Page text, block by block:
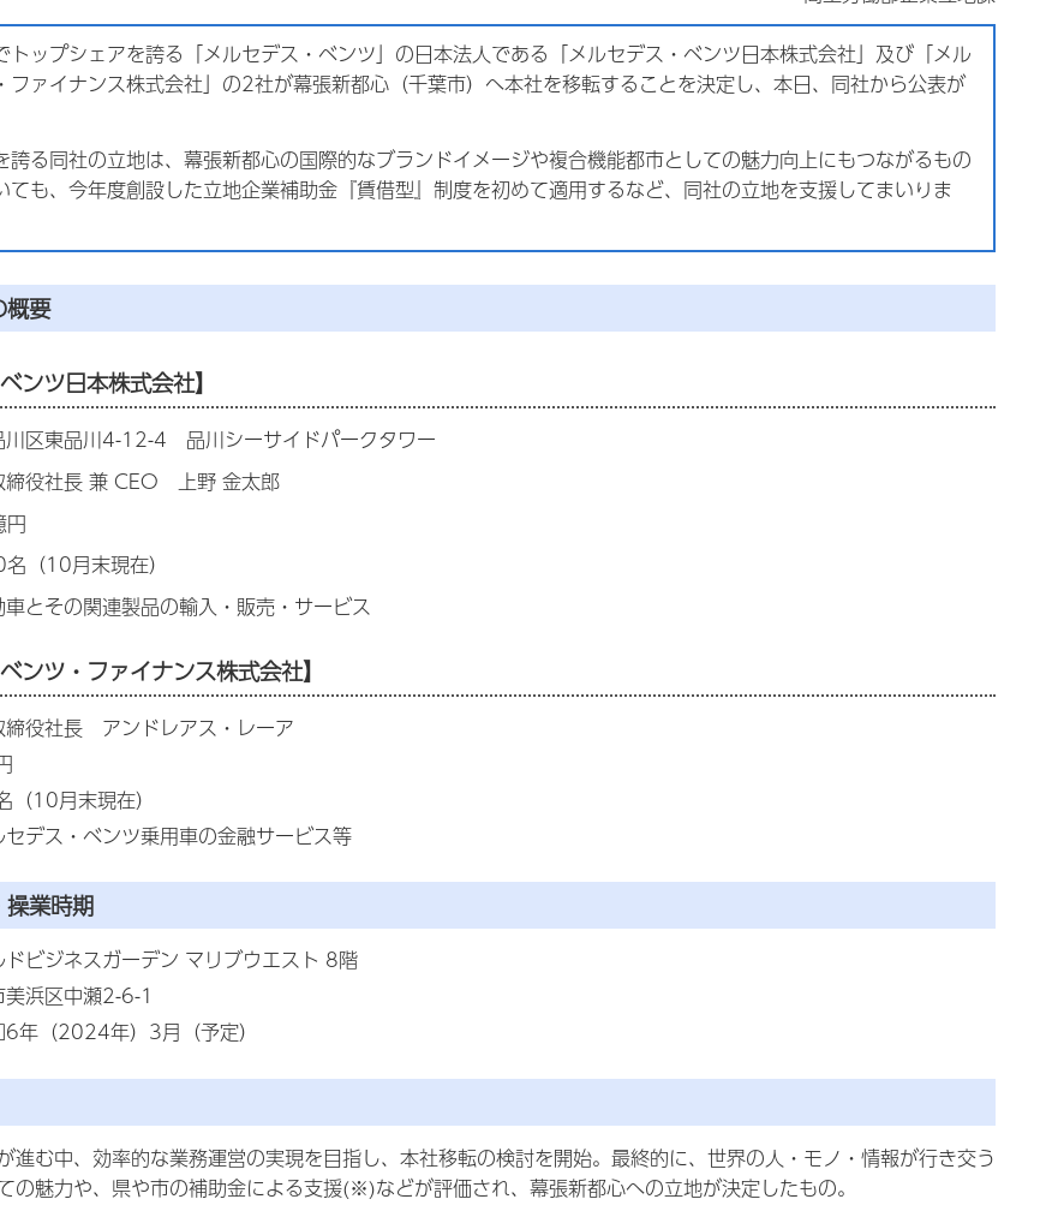
トップシェアを誇る「メルセデス・ベンツ」の日本法人である「メルセデス・ベンツ日本株式会社」及び「メル
ファイナンス株式会社」の2社が幕張新都心（千葉市）へ本社を移転することを決定し、本日、同社から公表が
誇る同社の立地は、幕張新都心の国際的なブランドイメージや複合機能都市としての魅力向上にもつながるもの
ても、今年度創設した立地企業補助金『賃借型』制度を初めて適用するなど、同社の立地を支援してまいりま
概要
ベンツ日本株式会社】
川区東品川4-12-4 品川シーサイドパークタワー
締役社長 兼 CEO 上野 金太郎
（10月末現在）
とその関連製品の輸入・販売・サービス
ベンツ・ファイナンス株式会社】
締役社長 アンドレアス・レーア
10月末現在）
デス・ベンツ乗用車の金融サービス等
業時期
ビジネスガーデン マリブウエスト 8階
浜区中瀬2-6-1
年（2024年）3月（予定）
進む中、効率的な業務運営の実現を目指し、本社移転の検討を開始。最終的に、世界の人・モノ・情報が行き交う
の魅力や、県や市の補助金による支援(※)などが評価され、幕張新都心への立地が決定したもの。